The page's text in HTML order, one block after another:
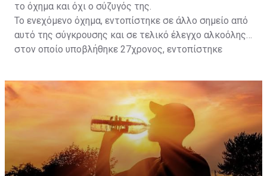
το όχημα και όχι ο σύζυγός της.
Το ενεχόμενο όχημα, εντοπίστηκε σε άλλο σημείο από
αυτό της σύγκρουσης και σε τελικό έλεγχο αλκοόλης
στον οποίο υποβλήθηκε 27χρονος, εντοπίστηκε
είναι το ανώτατο από τον Νόμο όριο και συνελήφθη
για αυτόφωρο αδίκημα.